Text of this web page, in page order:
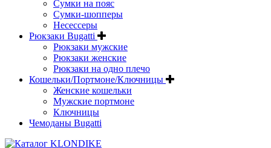
Сумки на пояс
Сумки-шопперы
Несессеры
Рюкзаки Bugatti
Рюкзаки мужские
Рюкзаки женские
Рюкзаки на одно плечо
Кошельки/Портмоне/Ключницы
Женские кошельки
Мужские портмоне
Ключницы
Чемоданы Bugatti